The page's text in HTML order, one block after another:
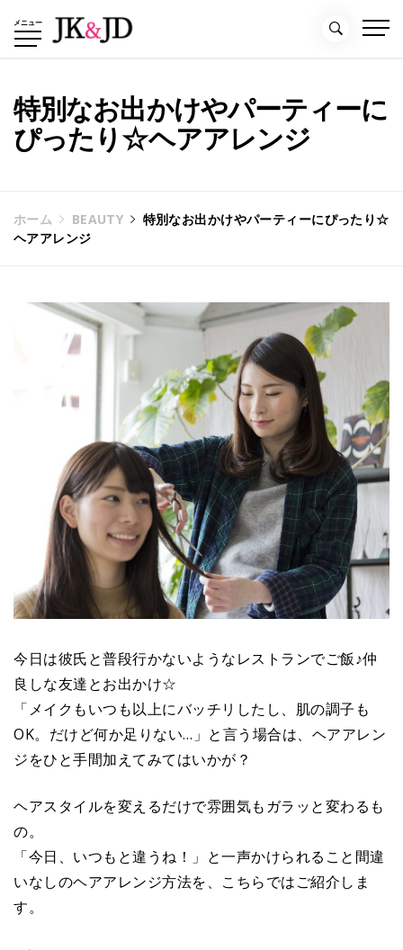
メニュー
特別なお出かけやパーティーに
ぴったり☆ヘアアレンジ
ホーム BEAUTY
特別なお出かけやパーティーにぴったり☆
ヘアアレンジ
今日は彼氏と普段行かないようなレストランでご飯♪仲
良しな友達とお出かけ☆
「メイクもいつも以上にバッチリしたし、肌の調子も
OK。だけど何か足りない…」と言う場合は、ヘアアレン
ジをひと手間加えてみてはいかが？
ヘアスタイルを変えるだけで雰囲気もガラッと変わるも
の。
「今日、いつもと違うね！」と一声かけられること間違
いなしのヘアアレンジ方法を、こちらではご紹介しま
す。